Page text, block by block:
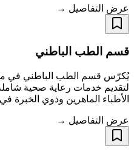
عرض التفاصيل →
قسم الطب الباطني
يُكرّس قسم الطب الباطني في
لتقديم خدمات رعاية صحية
الأطباء الماهرين وذوي الخبرة
عرض التفاصيل →